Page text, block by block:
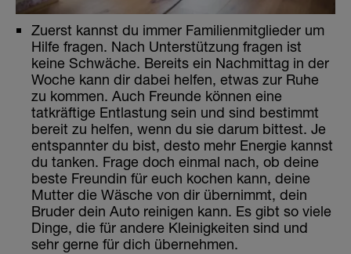
Zuerst kannst du immer Familienmitglieder um
Hilfe fragen. Nach Unterstützung fragen ist
keine Schwäche. Bereits ein Nachmittag in der
Woche kann dir dabei helfen, etwas zur Ruhe
zu kommen. Auch Freunde können eine
tatkräftige Entlastung sein und sind bestimmt
bereit zu helfen, wenn du sie darum bittest. Je
entspannter du bist, desto mehr Energie kannst
du tanken. Frage doch einmal nach, ob deine
beste Freundin für euch kochen kann, deine
Mutter die Wäsche von dir übernimmt, dein
Bruder dein Auto reinigen kann. Es gibt so viele
Dinge, die für andere Kleinigkeiten sind und
sehr gerne für dich übernehmen.